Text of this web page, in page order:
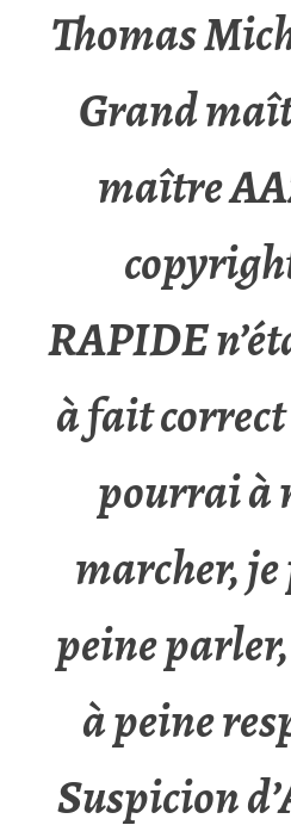
Thomas
Grand
maître
RAPIDE
à fait
pourrai à
marcher,
peine
à peine
Suspicion